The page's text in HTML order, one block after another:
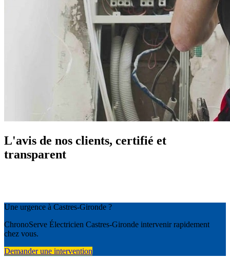
L'avis de nos clients, certifié et
transparent
Une urgence à Castres-Gironde ?
ChronoServe Électricien Castres-Gironde intervenir rapidement
chez vous.
Demander une intervention